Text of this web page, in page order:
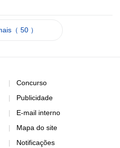
（ 50 ）
Concurso
Publicidade
E-mail interno
Mapa do site
Notificações